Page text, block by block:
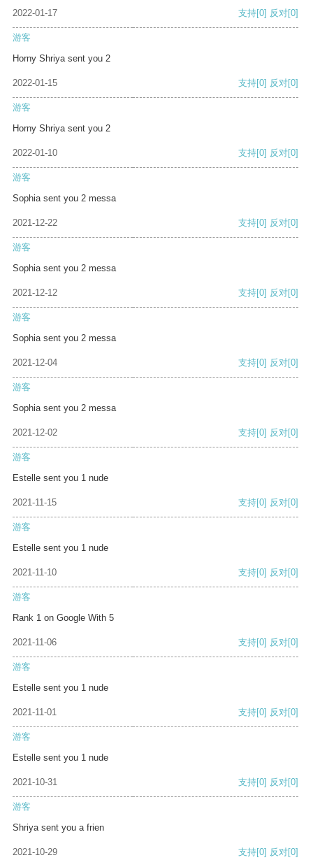
2022-01-17 支持[0] 反对[0]
游客
Horny Shriya sent you 2
2022-01-15 支持[0] 反对[0]
游客
Horny Shriya sent you 2
2022-01-10 支持[0] 反对[0]
游客
Sophia sent you 2 messa
2021-12-22 支持[0] 反对[0]
游客
Sophia sent you 2 messa
2021-12-12 支持[0] 反对[0]
游客
Sophia sent you 2 messa
2021-12-04 支持[0] 反对[0]
游客
Sophia sent you 2 messa
2021-12-02 支持[0] 反对[0]
游客
Estelle sent you 1 nude
2021-11-15 支持[0] 反对[0]
游客
Estelle sent you 1 nude
2021-11-10 支持[0] 反对[0]
游客
Rank 1 on Google With 5
2021-11-06 支持[0] 反对[0]
游客
Estelle sent you 1 nude
2021-11-01 支持[0] 反对[0]
游客
Estelle sent you 1 nude
2021-10-31 支持[0] 反对[0]
游客
Shriya sent you a frien
2021-10-29 支持[0] 反对[0]